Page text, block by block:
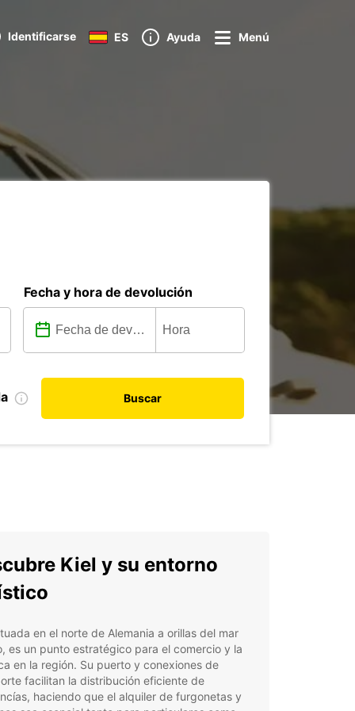
Identificarse ES Ayuda Menú
Fecha y hora de devolución
Buscar
Kiel y su entorno
en el norte de Alemania a orillas del mar
es un punto estratégico para el comercio y la
en la región. Su puerto y conexiones de
facilitan la distribución eficiente de
haciendo que el alquiler de furgonetas y